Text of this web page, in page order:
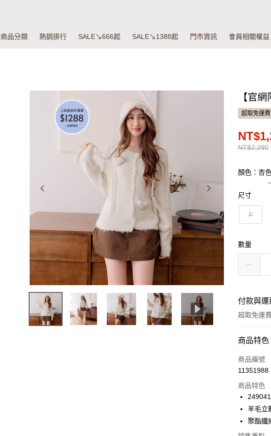
商品分類 熱銷排行 SALE↘666起 SALE↘1388起 門市資訊 會員相關權益
【官
超取免運費
NT$2,290
顏色：杏
尺寸
F
數量
付款與
超取免運
付款方式
信用卡一
合作金
華南商
6 期 0
合作金
華南商
12 期
24 期
商品特色
商品編號
11351988
商品特色
羊毛立
聚酯纖